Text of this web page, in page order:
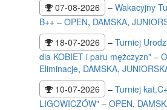
07-08-2026
– Wakacyjny
B++ – OPEN, DAMSKA,
18-07-2026
– Turniej
dla KOBIET i paru mężczyzn" –
Eliminacje, DAMSKA,
10-07-2026
– Turniej
LIGOWICZÓW" – OPEN,